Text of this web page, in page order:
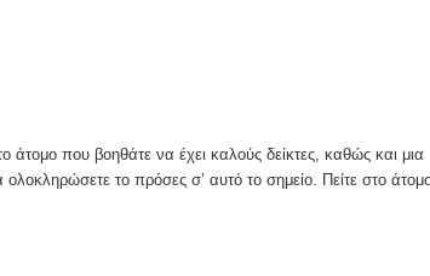
άτομο που βοηθάτε να έχει καλούς δείκτες, καθώς και μια
το πρόσες σ’ αυτό το σημείο. Πείτε στο